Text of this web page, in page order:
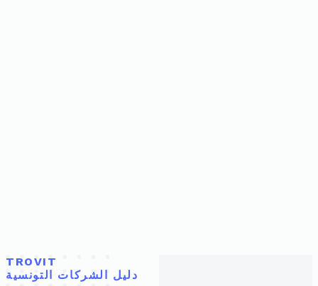
TROVIT
دليل الشركات التونسية